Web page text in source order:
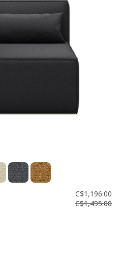
C$1,196.00
C$1,495.00